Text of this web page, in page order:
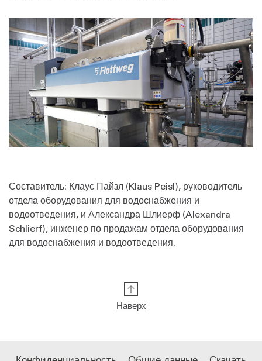
Составитель: Клаус Пайзл (Klaus Peisl), руководитель
отдела оборудования для водоснабжения и
водоотведения, и Александра Шлиерф (Alexandra
Schlierf), инженер по продажам отдела оборудования
для водоснабжения и водоотведения.
Наверх